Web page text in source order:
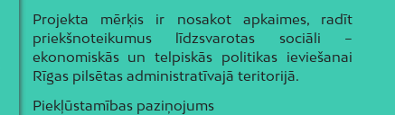
Projekta mērķis ir nosakot apkaimes, radīt
priekšnoteikumus līdzsvarotas sociāli –
ekonomiskās un telpiskās politikas ieviešanai
Rīgas pilsētas administratīvajā teritorijā.
Piekļūstamības paziņojums